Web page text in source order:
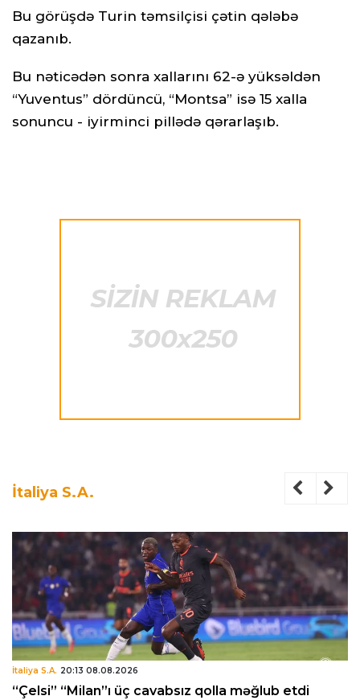
Bu görüşdə Turin təmsilçisi çətin qələbə
qazanıb.
Bu nəticədən sonra xallarını 62-ə yüksəldən
“Yuventus” dördüncü, “Montsa” isə 15 xalla
sonuncu - iyirminci pillədə qərarlaşıb.
İtaliya S.A.
İtaliya S.A. 20:13 08.08.2026
“Çelsi” “Milan”ı üç cavabsız qolla məğlub etdi